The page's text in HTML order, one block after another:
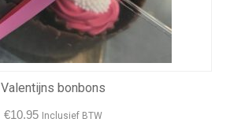
Valentijns bonbons
€10.95 Inclusief BTW